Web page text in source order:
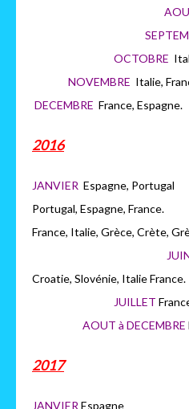
OCTOBRE
NOVEMBRE
DECEMBRE France, Espagne.
2016
JANVIER Espagne,
Portugal, Espagne,
France, Italie, Grèce, Crète,
Croatie,
JUILLET
AOUT à DECEMBRE
2017
JANVIER